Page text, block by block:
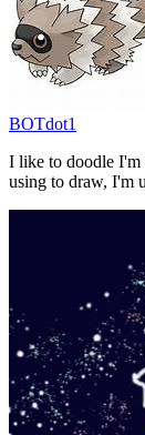
BOTdot1
I like to doodle I'm
using to draw, I'm